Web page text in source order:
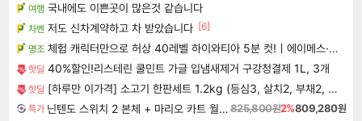
여행 국내에도 이쁜곳이 많은것 같습니다
차벤 저도 신차계약하고 차 받았습니다 [6]
명조 체험 캐릭터만으로 허상 40레벨 하이와티아 5분 컷!｜에이메스·린네·모니에 명함
핫딜 40%할인!리스테린 쿨민트 가글 입냄새제거 구강청결제 1L, 3개
핫딜 [하루만 이가격] 소고기 한판세트 1.2kg (등심3, 살치2, 부채2, 갈비2, 우삼겹3)
특가 닌텐도 스위치 2 본체 + 마리오 카트 월드 + 포켓몬스터 레전드 ZA 닌텐도 스위치 2 에디션 번들825,800원2%809,280원